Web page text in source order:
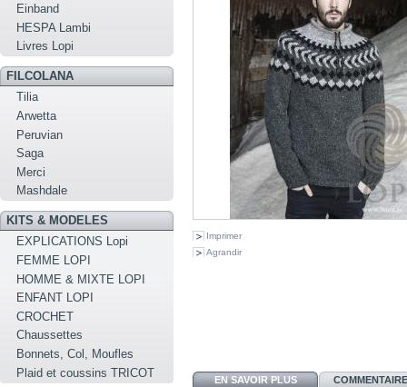
Einband
HESPA Lambi
Livres Lopi
FILCOLANA
Tilia
Arwetta
Peruvian
Saga
Merci
Mashdale
KITS & MODELES
EXPLICATIONS Lopi
FEMME LOPI
HOMME & MIXTE LOPI
ENFANT LOPI
CROCHET
Chaussettes
Bonnets, Col, Moufles
Plaid et coussins TRICOT
Imprimer
Agrandir
EN SAVOIR PLUS